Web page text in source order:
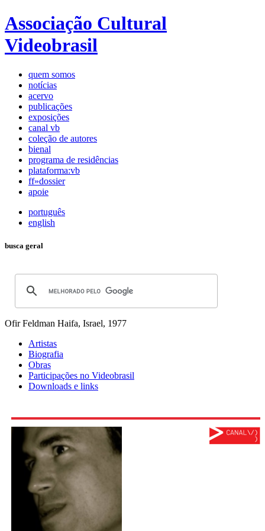
Associação Cultural
Videobrasil
quem somos
notícias
acervo
publicações
exposições
canal vb
coleção de autores
bienal
programa de residências
plataforma:vb
ff»dossier
apoie
português
english
busca geral
Ofir Feldman Haifa, Israel, 1977
Artistas
Biografia
Obras
Participações no Videobrasil
Downloads e links